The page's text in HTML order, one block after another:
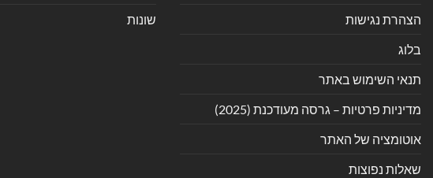
הצהרת נגישות
בלוג
תנאי השימוש באתר
מדיניות פרטיות – גרסה מעודכנת (2025)
אוטומציה של האתר
שאלות נפוצות
שונות